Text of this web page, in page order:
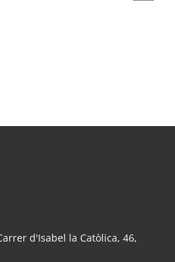
d'Isabel la Catòlica, 46,